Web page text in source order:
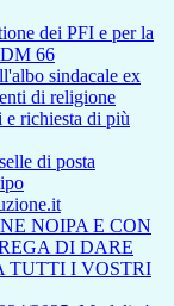
dei PFI e per la
DM 66
sindacale ex
di religione
richiesta di più
di posta
NOIPA E CON
DI DARE
TUTTI I VOSTRI